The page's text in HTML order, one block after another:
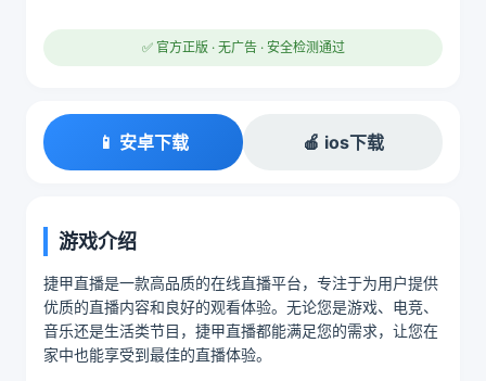
✅ 官方正版 · 无广告 · 安全检测通过
📱 安卓下载 🍎 ios下载
游戏介绍
捷甲直播是一款高品质的在线直播平台，专注于为用户提供
优质的直播内容和良好的观看体验。无论您是游戏、电竞、
音乐还是生活类节目，捷甲直播都能满足您的需求，让您在
家中也能享受到最佳的直播体验。